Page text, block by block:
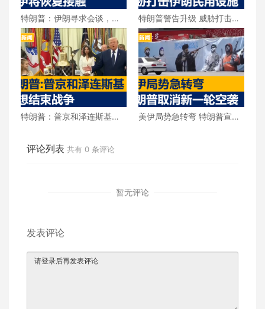
特朗普：伊朗寻求会谈，美
伊将恢复接触
特朗普警告升级 威胁打击伊
朗民用设施
特朗普：普京和泽连斯基都
美伊局势急转弯 特朗普宣布
评论列表 共有 0 条评论
暂无评论
发表评论